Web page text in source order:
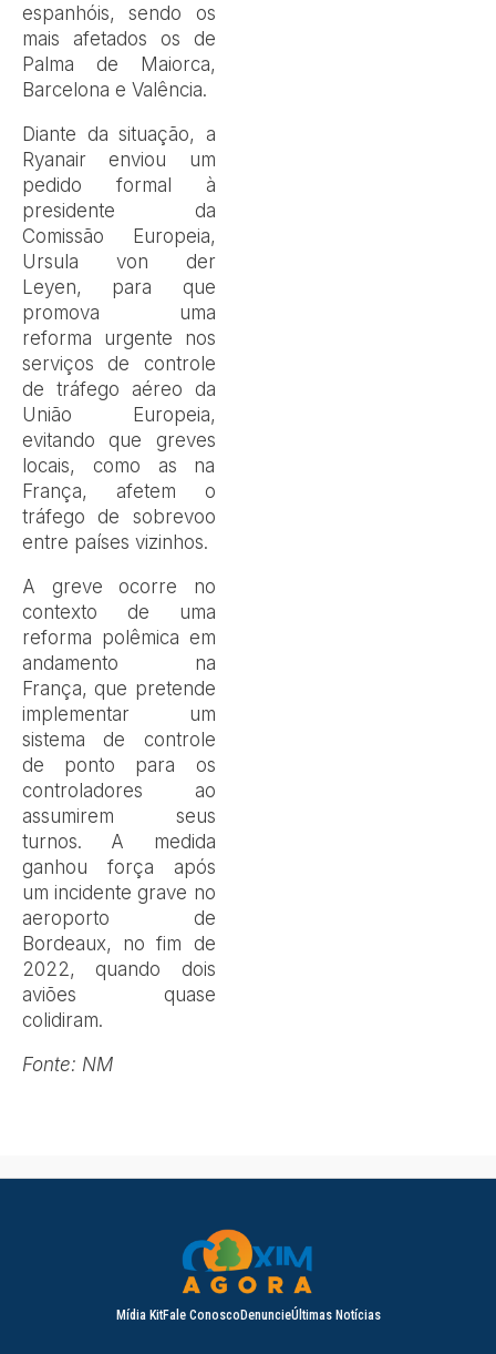
espanhóis, sendo os
mais afetados os de
Palma de Maiorca,
Barcelona e Valência.
Diante da situação, a
Ryanair enviou um
pedido formal à
presidente da
Comissão Europeia,
Ursula von der
Leyen, para que
promova uma
reforma urgente nos
serviços de controle
de tráfego aéreo da
União Europeia,
evitando que greves
locais, como as na
França, afetem o
tráfego de sobrevoo
entre países vizinhos.
A greve ocorre no
contexto de uma
reforma polêmica em
andamento na
França, que pretende
implementar um
sistema de controle
de ponto para os
controladores ao
assumirem seus
turnos. A medida
ganhou força após
um incidente grave no
aeroporto de
Bordeaux, no fim de
2022, quando dois
aviões quase
colidiram.
Fonte: NM
Mídia KitFale ConoscoDenuncieÚltimas Notícias